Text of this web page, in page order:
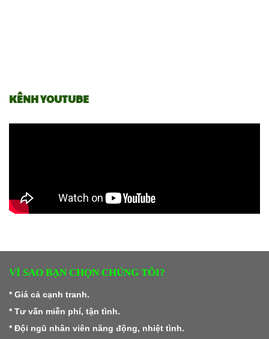
KÊNH YOUTUBE
VÌ SAO BẠN CHỌN CHÚNG TÔI?
* Giá cả cạnh tranh.
* Tư vấn miễn phí, tận tình.
* Đội ngũ nhân viên năng động, nhiệt tình.